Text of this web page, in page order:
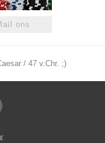
ons
/ 47 v.Chr. ;)